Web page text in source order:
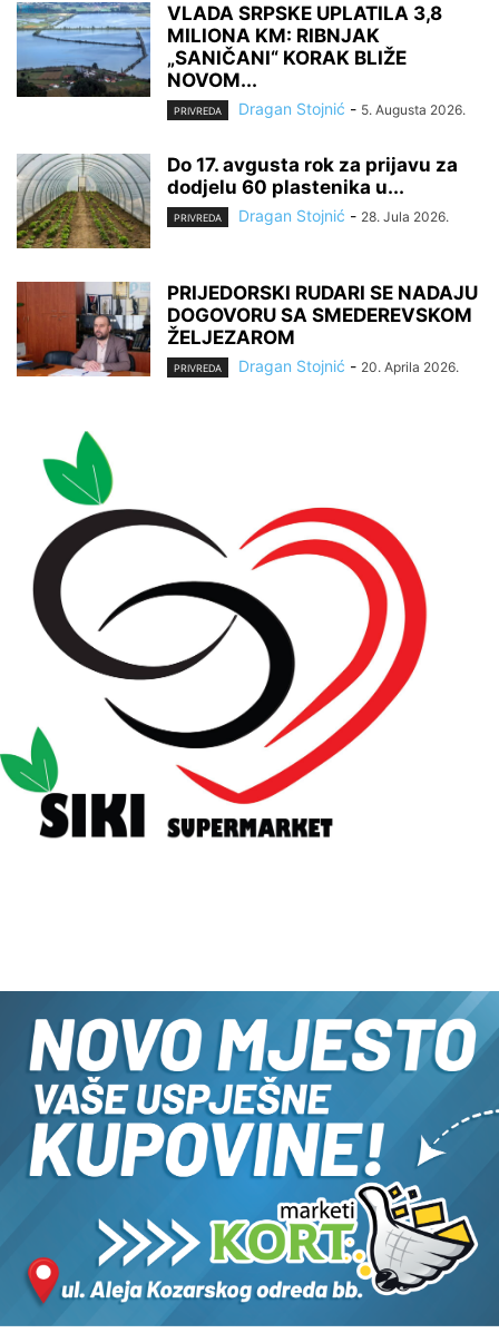
VLADA SRPSKE UPLATILA 3,8
MILIONA KM: RIBNJAK
„SANIČANI“ KORAK BLIŽE
NOVOM...
PRIVREDA Dragan Stojnić - 5. Augusta 2026.
Do 17. avgusta rok za prijavu za
dodjelu 60 plastenika u...
PRIVREDA Dragan Stojnić - 28. Jula 2026.
PRIJEDORSKI RUDARI SE NADAJU
DOGOVORU SA SMEDEREVSKOM
ŽELJEZAROM
PRIVREDA Dragan Stojnić - 20. Aprila 2026.